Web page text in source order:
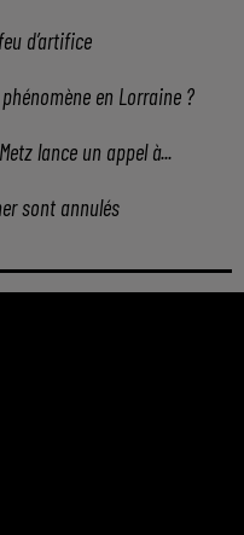
d’artifice
en Lorraine ?
lance un appel à...
sont annulés